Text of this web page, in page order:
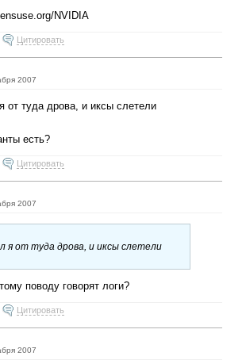
NVIDIA
Цитировать
2007
от туда дрова, и иксы слетели
есть?
Цитировать
2007
я от туда дрова, и иксы слетели
поводу говорят логи?
Цитировать
2007